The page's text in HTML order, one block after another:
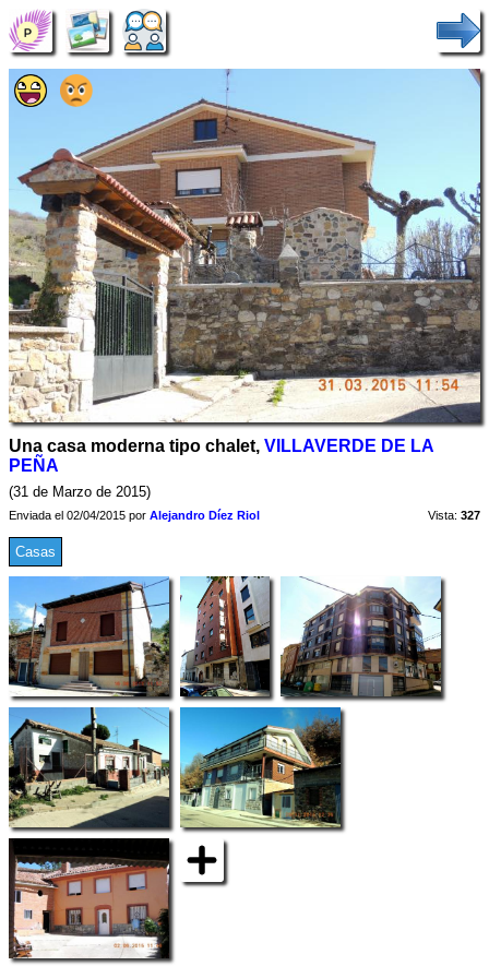
Una casa moderna tipo chalet, VILLAVERDE DE LA
PEÑA
(31 de Marzo de 2015)
Enviada el 02/04/2015 por Alejandro Díez Riol Vista: 327
Casas